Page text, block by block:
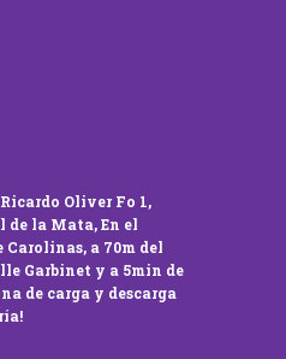
Oliver Fo 1,
de la Mata, En el
a 70m del
Garbinet y a 5min de
de carga y descarga